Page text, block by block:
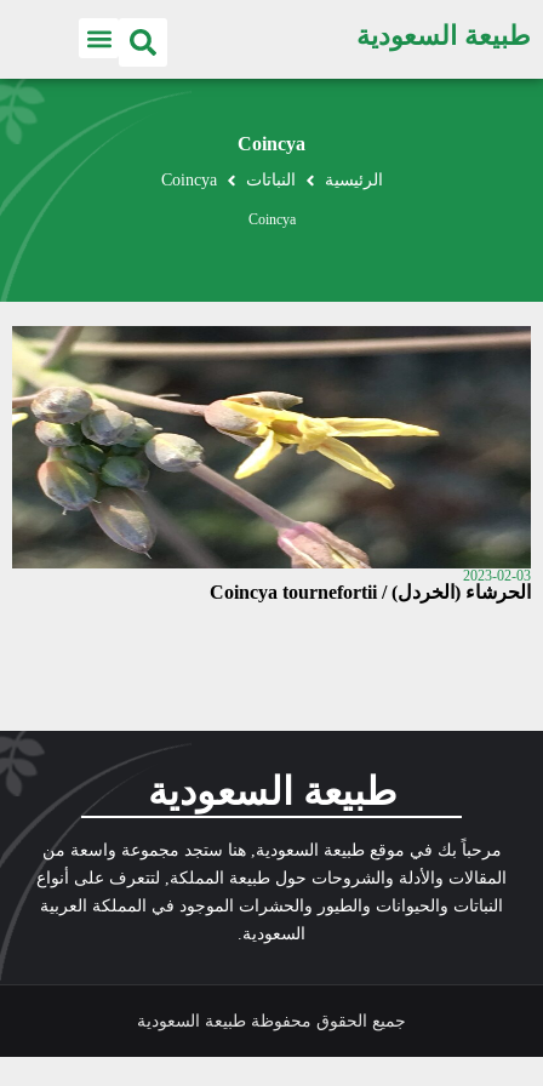
طبيعة السعودية
Coincya
الرئيسية النباتات Coincya
Coincya
2023-02-03
الحرشاء (الخردل) / Coincya tournefortii
طبيعة السعودية
مرحباً بك في موقع طبيعة السعودية, هنا ستجد مجموعة واسعة من
المقالات والأدلة والشروحات حول طبيعة المملكة, لتتعرف على أنواع
النباتات والحيوانات والطيور والحشرات الموجود في المملكة العربية
السعودية.
جميع الحقوق محفوظة طبيعة السعودية